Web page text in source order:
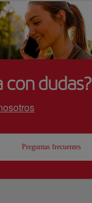
con dudas?
Preguntas frecuentes